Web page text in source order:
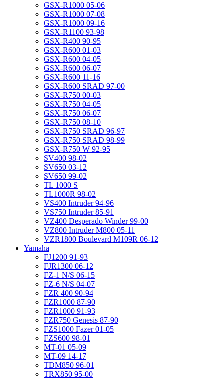
GSX-R1000 05-06
GSX-R1000 07-08
GSX-R1000 09-16
GSX-R1100 93-98
GSX-R400 90-95
GSX-R600 01-03
GSX-R600 04-05
GSX-R600 06-07
GSX-R600 11-16
GSX-R600 SRAD 97-00
GSX-R750 00-03
GSX-R750 04-05
GSX-R750 06-07
GSX-R750 08-10
GSX-R750 SRAD 96-97
GSX-R750 SRAD 98-99
GSX-R750 W 92-95
SV400 98-02
SV650 03-12
SV650 99-02
TL 1000 S
TL1000R 98-02
VS400 Intruder 94-96
VS750 Intruder 85-91
VZ400 Desperado Winder 99-00
VZ800 Intruder M800 05-11
VZR1800 Boulevard M109R 06-12
Yamaha
FJ1200 91-93
FJR1300 06-12
FZ-1 N/S 06-15
FZ-6 N/S 04-07
FZR 400 90-94
FZR1000 87-90
FZR1000 91-93
FZR750 Genesis 87-90
FZS1000 Fazer 01-05
FZS600 98-01
MT-01 05-09
MT-09 14-17
TDM850 96-01
TRX850 95-00